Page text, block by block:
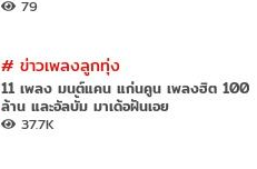
79
# ข่าวเพลงลูกทุ่ง
11 เพลง มนต์แคน แก่นคูน เพลงฮิต 100
ล้าน และอัลบั้ม มาเด้อฝันเอย
37.7K